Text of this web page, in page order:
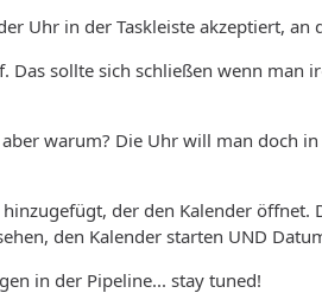
Uhr in der Taskleiste akzeptiert, an
Das sollte sich schließen wenn man
warum? Die Uhr will man doch
der den Kalender
den Kalender starten UND
in der Pipeline... stay tuned!